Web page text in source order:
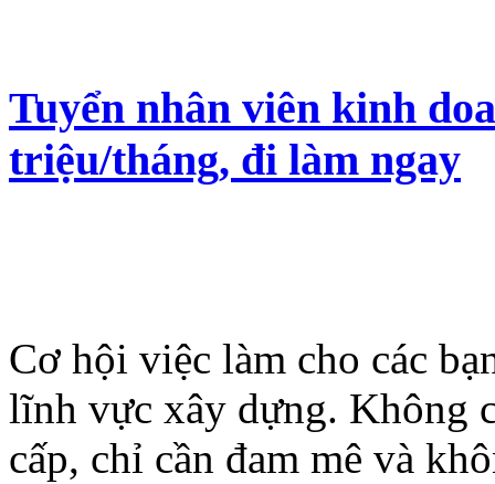
Tuyển nhân viên kinh
triệu/tháng, đi làm ngay
Cơ hội việc làm cho các
lĩnh vực xây dựng. Không
cấp, chỉ cần đam mê và